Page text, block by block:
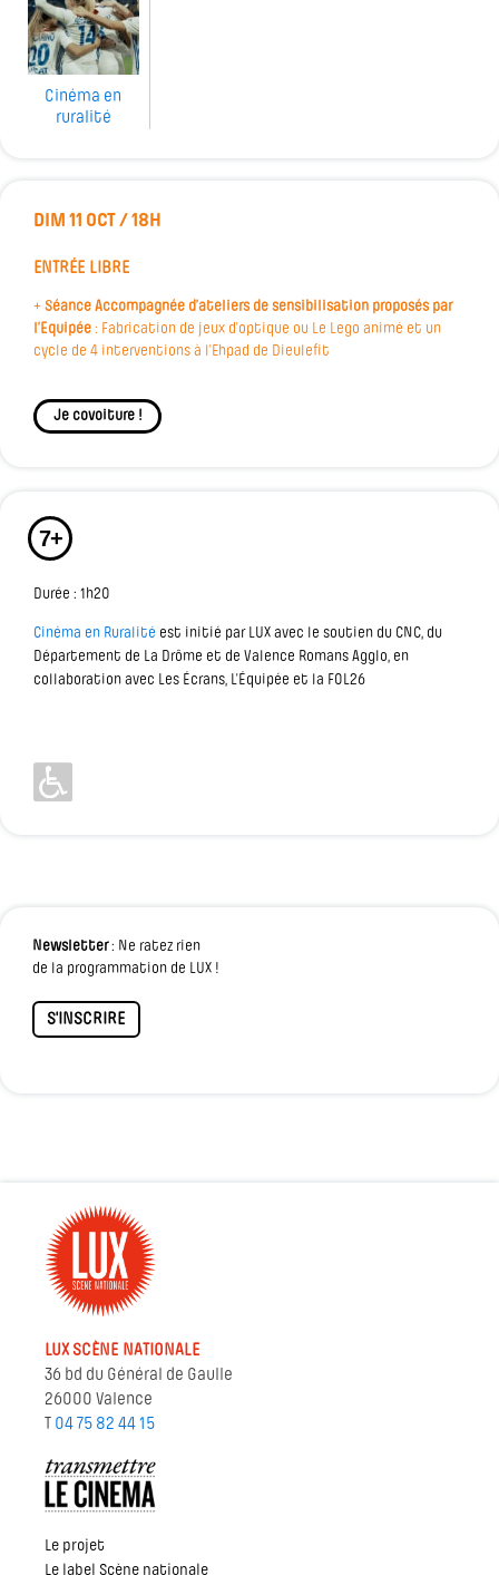
Cinéma en
ruralité
DIM 11 OCT / 18H
ENTRÉE LIBRE
+ Séance Accompagnée d’ateliers de sensibilisation proposés par
l’Equipée : Fabrication de jeux d’optique ou Le Lego animé et un
cycle de 4 interventions à l'Ehpad de Dieulefit
Je covoiture !
7+
Durée : 1h20
Cinéma en Ruralité est initié par LUX avec le soutien du CNC, du
Département de La Drôme et de Valence Romans Agglo, en
collaboration avec Les Écrans, L’Équipée et la FOL26
Newsletter: Ne ratez rien
de la programmation de LUX !
S'INSCRIRE
LUX SCÈNE NATIONALE
36 bd du Général de Gaulle
26000 Valence
T 04 75 82 44 15
Le projet
Le label Scène nationale